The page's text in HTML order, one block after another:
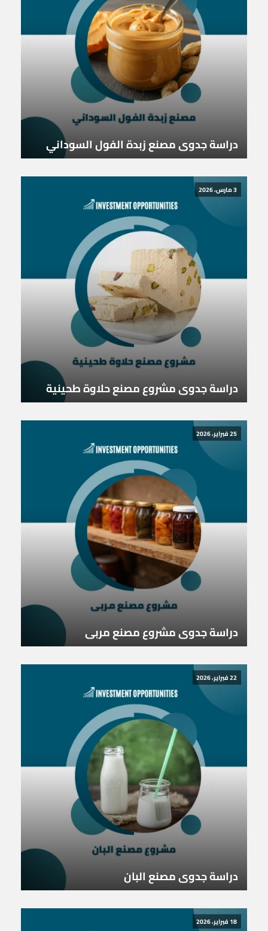
دراسة جدوى مصنع زبدة الفول السوداني
3 مارس، 2026
دراسة جدوى مشروع مصنع حلاوة طحينية
25 فبراير، 2026
دراسة جدوى مشروع مصنع مربى
22 فبراير، 2026
دراسة جدوى مصنع البان
18 فبراير، 2026